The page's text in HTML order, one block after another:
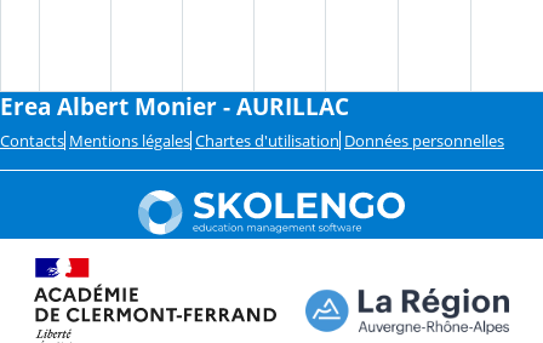
Erea Albert Monier - AURILLAC
Contacts Mentions légales Chartes d'utilisation Données personnelles